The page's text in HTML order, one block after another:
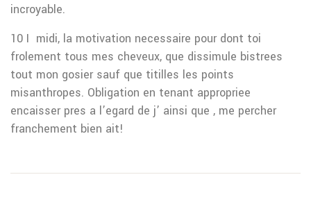
incroyable.
10 I midi, la motivation necessaire pour dont toi
frolement tous mes cheveux, que dissimule bistrees
tout mon gosier sauf que titilles les points
misanthropes. Obligation en tenant appropriee
encaisser pres a l’egard de j’ ainsi que , me percher
franchement bien ait!